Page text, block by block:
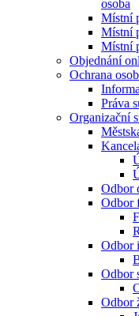
osoba
Místní
Místní
Místní
Objednání
Ochrana
Práva
Organizační
Odbor
Odbor
Odbor
Odbor
Odbor